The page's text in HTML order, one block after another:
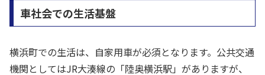
車社会での生活基盤
横浜町での生活は、自家用車が必須となります。公共交通
機関としてはJR大湊線の「陸奥横浜駅」がありますが、